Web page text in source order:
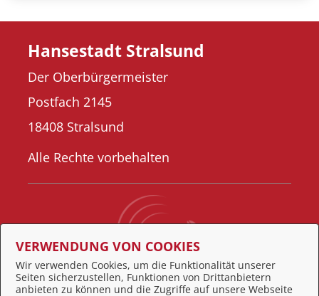
Behördennummer 115
Hansestadt Stralsund
Der Oberbürgermeister
Postfach 2145
18408 Stralsund
Alle Rechte vorbehalten
VERWENDUNG VON COOKIES
Wir verwenden Cookies, um die Funktionalität unserer
Seiten sicherzustellen, Funktionen von Drittanbietern
anbieten zu können und die Zugriffe auf unsere Webseite